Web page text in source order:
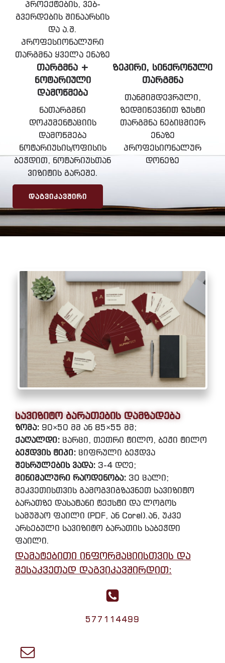
პროექტების, ვებ-
გვერდების შინაარსის
და ა.შ.
პროფესიონალური
თარგმნა ყველა ენაზე
ᲗᲐᲠᲒᲛᲜᲐ +
ᲜᲝᲢᲐᲠᲘᲣᲚᲘ
ᲓᲐᲛᲝᲬᲛᲔᲑᲐ
ნათარგმნი
დოკუმენტაციის
დამოწმება
ნოტარიუსის/ოფისის
ბეჭდით, ნოტარიუსთან
ვიზიტის გარეშე.
ᲓᲐᲒᲕᲘᲙᲐᲕᲨᲘᲠᲘ
ᲖᲔᲞᲘᲠᲘ, ᲡᲘᲜᲥᲠᲝᲜᲣᲚᲘ
ᲗᲐᲠᲒᲛᲜᲐ
თანმიმდევრული,
ზედმიწევნით ზუსტი
თარგმნა ნებიცმიერ
ენაზე
პროფესიონალურ
დონეზე
სავიზიტო ბარათების დამზადება
ზომა: 90×50 მმ ან 85×55 მმ;
ქაღალდი: ცარცი, თეთრი ტილო, ბეჟი ტილო
ბეჭდვის ტიპი: ციფრული ბეჭდვა
შესრულების ვადა: 3-4 დღე;
მინიმალური რაოდენობა: 30 ცალი;
შეკვეთისთვის გამოგვიგზავნეთ სავიზიტო
ბარათზე დასატანი ტექსტი და ლოგოს
სამუშაო ფაილი (PDF, ან Corel).ან, უკვე
არსებული სავიზიტო ბარათის საბეჭდი
ფაილი.
დამატებითი ინფორმაციისთვის და
შესაკვეთად დაგვიკავშირდით:
577114499